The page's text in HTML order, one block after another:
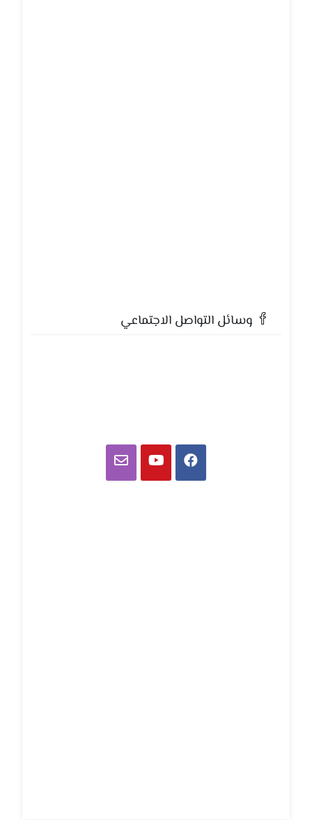
وسائل التواصل الاجتماعي